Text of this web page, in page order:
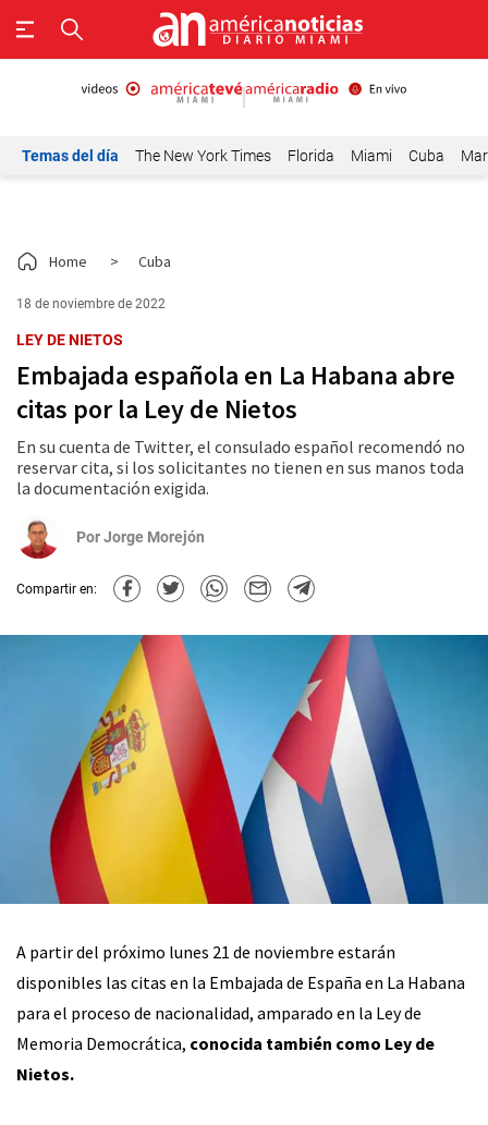
Temas del día The New York Times Florida Miami Cuba
Home > Cuba
18 de noviembre de 2022
LEY DE NIETOS
Embajada española en La Habana abre
citas por la Ley de Nietos
En su cuenta de Twitter, el consulado español recomendó no
reservar cita, si los solicitantes no tienen en sus manos toda
la documentación exigida.
PorJorge Morejón
Compartir en:
A partir del próximo lunes 21 de noviembre estarán
disponibles las citas en la Embajada de España en La Habana
para el proceso de nacionalidad, amparado en la Ley de
Memoria Democrática, conocida también como Ley de
Nietos.